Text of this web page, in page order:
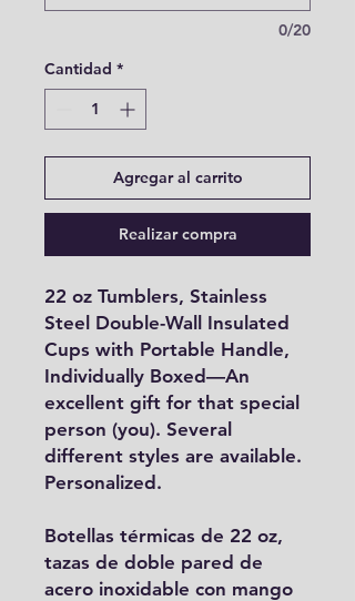
0/20
Cantidad *
Agregar al carrito
Realizar compra
22 oz Tumblers, Stainless
Steel Double-Wall Insulated
Cups with Portable Handle,
Individually Boxed—An
excellent gift for that special
person (you). Several
different styles are available.
Personalized.
Botellas térmicas de 22 oz,
tazas de doble pared de
acero inoxidable con mango